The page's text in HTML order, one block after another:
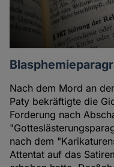
Nach dem Mord an
Paty bekräftigte die
Forderung nach
nach dem
Attentat auf das